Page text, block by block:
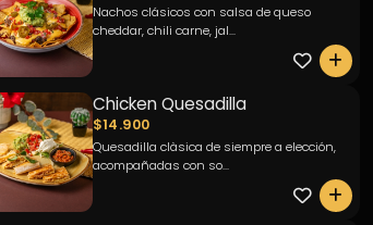
Nachos clásicos con salsa de queso
cheddar, chili carne, jal...
0
Chicken Quesadilla
$14.900
Quesadilla clàsica de siempre a elección,
acompañadas con so...
0